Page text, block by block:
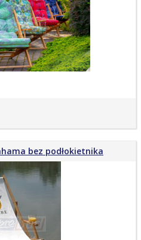
bez podłokietnika